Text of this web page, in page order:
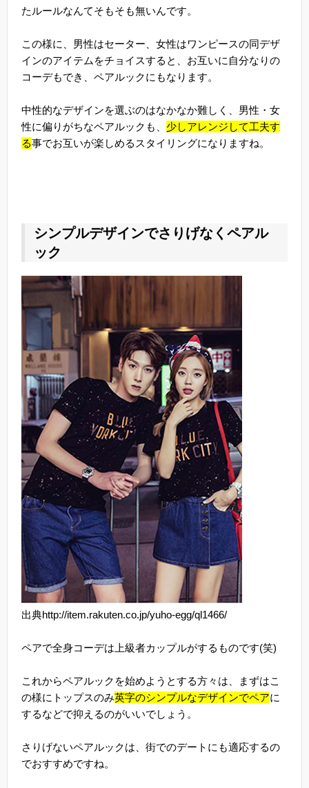
たルールなんてそもそも無いんです。
この様に、男性はセーター、女性はワンピースの同デザ
インのアイテムをチョイスすると、お互いに自分なりの
コーデもでき、ペアルックにもなります。
中性的なデザインを選ぶのはなかなか難しく、男性・女
性に偏りがちなペアルックも、 少しアレンジして工夫す
る事でお互いが楽しめるスタイリングになりますね。
シンプルデザインでさりげなくペアル
ック
出典http://item.rakuten.co.jp/yuho-egg/ql1466/
ペアで全身コーデは上級者カップルがするものです(笑)
これからペアルックを始めようとする方々は、まずはこ
の様にトップスのみ英字のシンプルなデザインでペアに
するなどで抑えるのがいいでしょう。
さりげないペアルックは、街でのデートにも適応するの
でおすすめですね。